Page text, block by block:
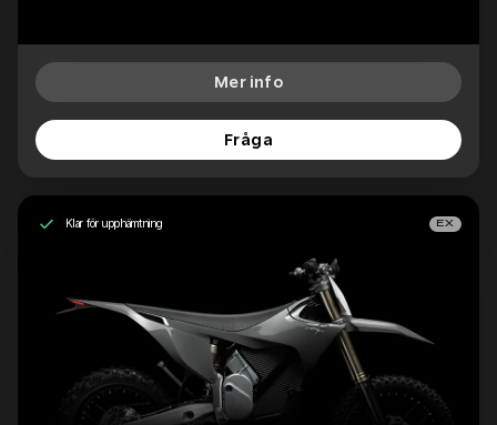
Mer info
Fråga
Klar för upphämtning EX